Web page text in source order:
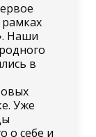
рамках
Наши
в
Уже
о себе и